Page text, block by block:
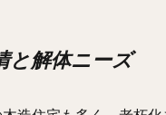
と解体ニーズ